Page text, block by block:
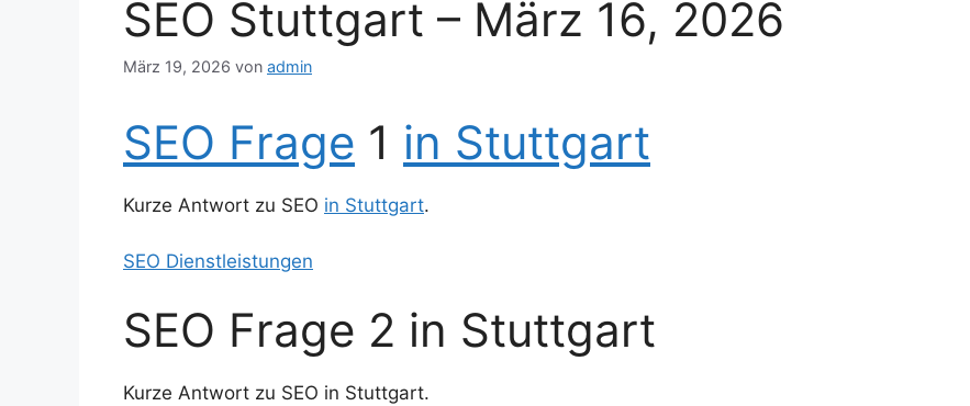
SEO Stuttgart – März 16, 2026
März 19, 2026 von admin
SEO Frage 1 in Stuttgart
Kurze Antwort zu SEO in Stuttgart.
SEO Dienstleistungen
SEO Frage 2 in Stuttgart
Kurze Antwort zu SEO in Stuttgart.